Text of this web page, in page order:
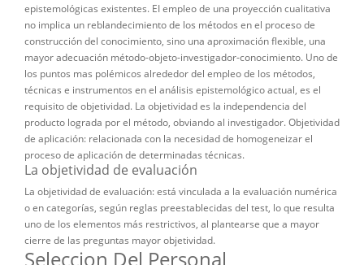
epistemológicas existentes. EI empleo de una proyección cualitativa
no implica un reblandecimiento de los métodos en el proceso de
construcción del conocimiento, sino una aproximación flexible, una
mayor adecuación método-objeto-investigador-conocimiento. Uno de
los puntos mas polémicos alrededor del empleo de los métodos,
técnicas e instrumentos en el análisis epistemológico actual, es el
requisito de objetividad. La objetividad es la independencia del
producto lograda por el método, obviando al investigador. Objetividad
de aplicación: relacionada con la necesidad de homogeneizar el
proceso de aplicación de determinadas técnicas.
La objetividad de evaluación
La objetividad de evaluación: está vinculada a la evaluación numérica
o en categorías, según reglas preestablecidas del test, lo que resulta
uno de los elementos más restrictivos, al plantearse que a mayor
cierre de las preguntas mayor objetividad.
Seleccion Del Personal